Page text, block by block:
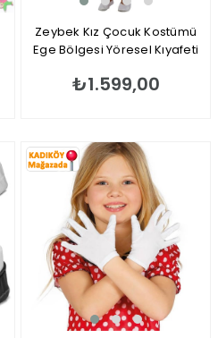
Zeybek Kız Çocuk Kostümü
Ege Bölgesi Yöresel Kıyafeti
₺1.599,00